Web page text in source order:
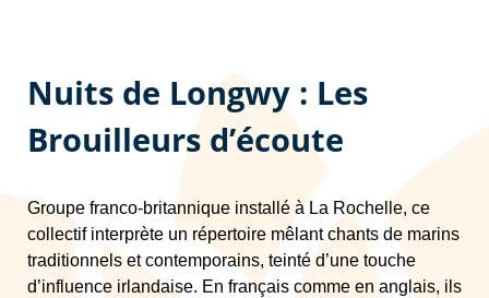
Nuits de Longwy : Les
Brouilleurs d’écoute
Groupe franco-britannique installé à La Rochelle, ce
collectif interprète un répertoire mêlant chants de marins
traditionnels et contemporains, teinté d’une touche
d’influence irlandaise. En français comme en anglais, ils